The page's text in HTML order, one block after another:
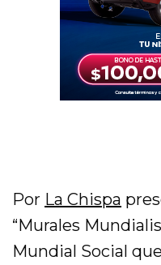
Por La Chispa
“Murales
Mundial Social